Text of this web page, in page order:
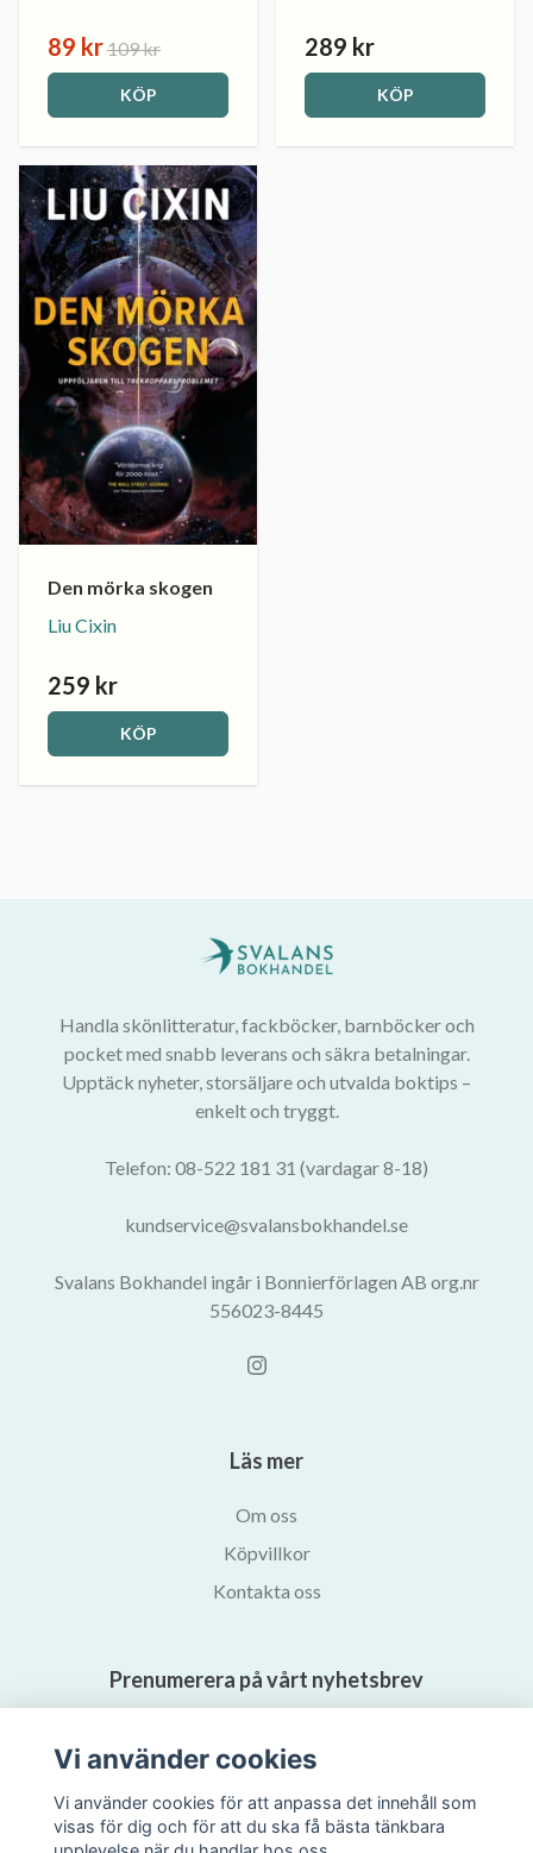
89 kr109 kr
KÖP
289 kr
KÖP
Den mörka skogen
Liu Cixin
259 kr
KÖP
Handla skönlitteratur, fackböcker, barnböcker och
pocket med snabb leverans och säkra betalningar.
Upptäck nyheter, storsäljare och utvalda boktips –
enkelt och tryggt.
Telefon: 08-522 181 31 (vardagar 8-18)
kundservice@svalansbokhandel.se
Svalans Bokhandel ingår i Bonnierförlagen AB org.nr
556023-8445
Läs mer
Om oss
Köpvillkor
Kontakta oss
Prenumerera på vårt nyhetsbrev
Vi använder cookies
Vi använder cookies för att anpassa det innehåll som
visas för dig och för att du ska få bästa tänkbara